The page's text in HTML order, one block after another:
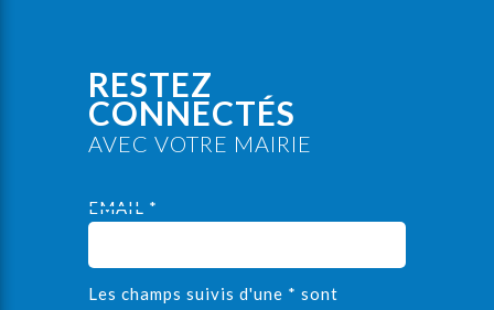
RESTEZ
CONNECTÉS
AVEC VOTRE MAIRIE
EMAIL *
Les champs suivis d'une * sont